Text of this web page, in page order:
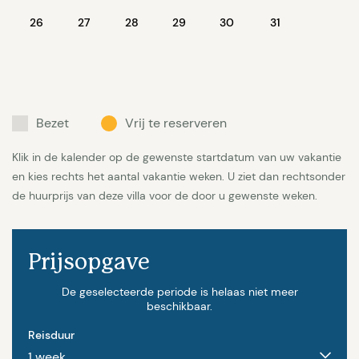
de 1e verdieping, bereikt u via een trap vanuit de
Alle slaapkamers hebben airco, zijn uitgerust met
voldoende kastruimte en electrisch bedienbare
zonwering. Slaapgedeelte 1 en 2 staan niet in
airconditioning. Wifi aanwezig. Leuk voor de
kinderen is de ruime speelkamer op de begane
dartboard. Tevens zijn er 2 campingbedjes en 2
26 27 28 29 30 31
Bezet Vrij te reserveren
Klik in de kalender op de gewenste startdatum van uw vakantie
en kies rechts het aantal vakantie weken. U ziet dan rechtsonder
de huurprijs van deze villa voor de door u gewenste weken.
Prijsopgave
De geselecteerde periode is helaas niet meer
beschikbaar.
Reisduur